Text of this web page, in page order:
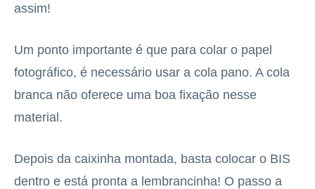
assim!
Um ponto importante é que para colar o papel
fotográfico, é necessário usar a cola pano. A cola
branca não oferece uma boa fixação nesse
material.
Depois da caixinha montada, basta colocar o BIS
dentro e está pronta a lembrancinha! O passo a